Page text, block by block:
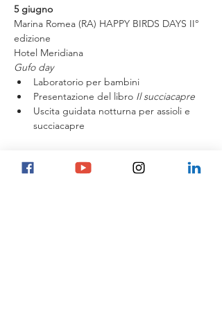
5 giugno
Marina Romea (RA) HAPPY BIRDS DAYS II°
edizione
Hotel Meridiana
Gufo day
Laboratorio per bambini
Presentazione del libro Il succiacapre
Uscita guidata notturna per assioli e
succiacapre
Marina Romea (RA) HAPPY BIRDS DAYS II°